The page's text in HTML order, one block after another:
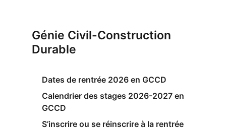
Génie Civil-Construction
Durable
Dates de rentrée 2026 en GCCD
Calendrier des stages 2026-2027 en
GCCD
S’inscrire ou se réinscrire à la rentrée